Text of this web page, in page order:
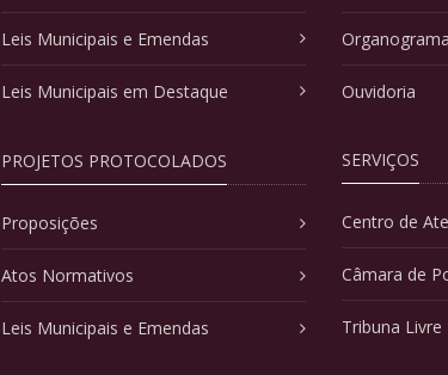
Leis Municipais e Emendas
Leis Municipais em Destaque
PROJETOS PROTOCOLADOS
Proposições
Atos Normativos
Leis Municipais e Emendas
Organograma
Ouvidoria
SERVIÇOS
Centro de
Câmara de
Tribuna Livre